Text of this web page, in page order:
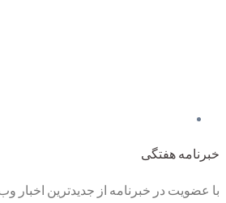
خبرنامه هفتگی
با عضویت در خبرنامه از جدیدترین اخبار